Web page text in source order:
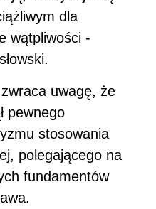
dla
wątpliwości -
uwagę, że
pewnego
stosowania
polegającego na
fundamentów